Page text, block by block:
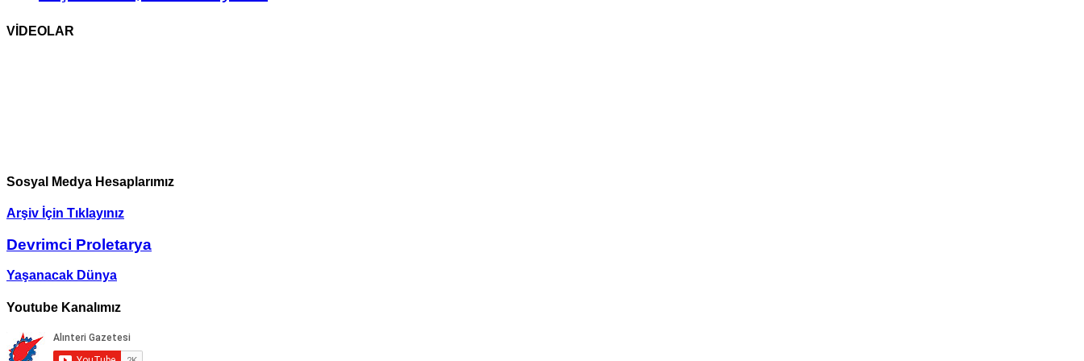
VİDEOLAR
Sosyal Medya Hesaplarımız
Arşiv İçin Tıklayınız
Devrimci Proletarya
Yaşanacak Dünya
Youtube Kanalımız